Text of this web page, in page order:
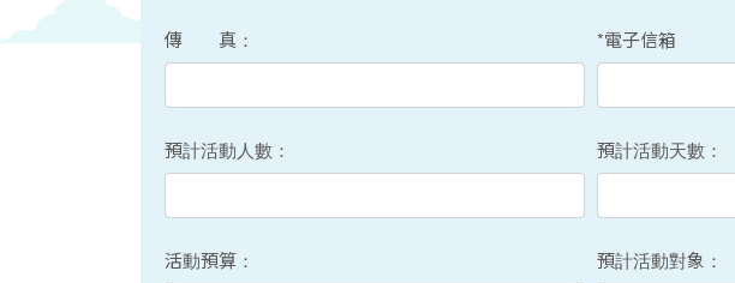
傳 真： *電子信箱
預計活動人數： 預計活動天數：
活動預算： 預計活動對象：